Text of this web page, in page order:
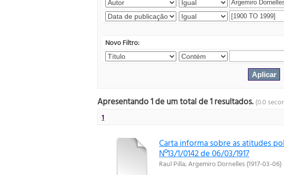
Novo Filtro:
Apresentando 1 de um total de 1 resultados. (0.0
1
Carta informa sobre as atitudes
Nº13/1/0142 de 06/03/1917
Raul Pilla;Argemiro Dornelles(1917-03-06)